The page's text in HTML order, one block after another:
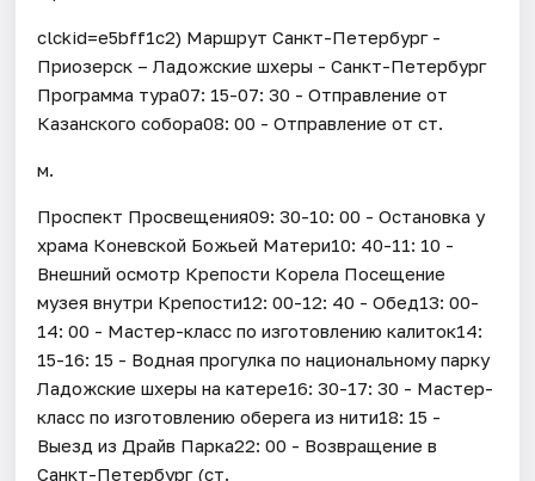
clckid=e5bff1c2) Маршрут Санкт-Петербург -
Приозерск – Ладожские шхеры - Санкт-Петербург
Программа тура07: 15-07: 30 - Отправление от
Казанского собора08: 00 - Отправление от ст.
м.
Проспект Просвещения09: 30-10: 00 - Остановка у
храма Коневской Божьей Матери10: 40-11: 10 -
Внешний осмотр Крепости Корела Посещение
музея внутри Крепости12: 00-12: 40 - Обед13: 00-
14: 00 - Мастер-класс по изготовлению калиток14:
15-16: 15 - Водная прогулка по национальному парку
Ладожские шхеры на катере16: 30-17: 30 - Мастер-
класс по изготовлению оберега из нити18: 15 -
Выезд из Драйв Парка22: 00 - Возвращение в
Санкт-Петербург (ст.